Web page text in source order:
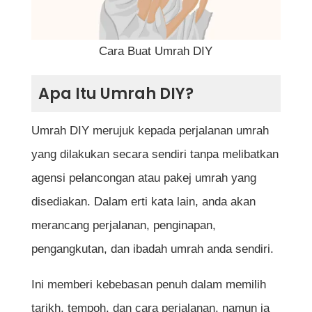
Kelebihan Umrah DIY
Soalan Lazim (FAQ) tentang Umrah DIY
pakej umrah?
Adakah saya perlu mendapatkan visa
untuk melakukan umrah DIY?
Berapa lama tempoh yang sesuai untuk
menunaikan umrah?
Adakah saya perlu membuat tempahan
penginapan lebih awal?
Cara Buat Umrah DIY
Apa Itu Umrah DIY?
Umrah DIY merujuk kepada perjalanan umrah
yang dilakukan secara sendiri tanpa melibatkan
agensi pelancongan atau pakej umrah yang
disediakan. Dalam erti kata lain, anda akan
merancang perjalanan, penginapan,
pengangkutan, dan ibadah umrah anda sendiri.
Ini memberi kebebasan penuh dalam memilih
tarikh, tempoh, dan cara perjalanan, namun ia